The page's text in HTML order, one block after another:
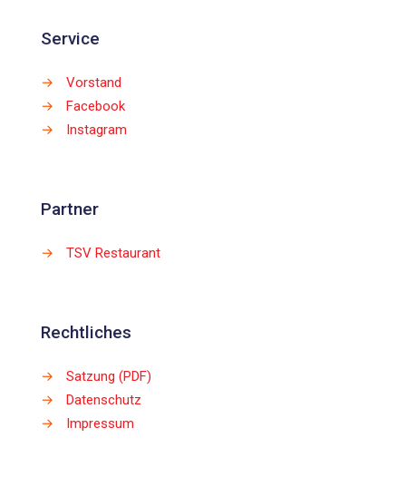
Service
→
Vorstand
→
Facebook
→
Instagram
Partner
→ TSV Restaurant
Rechtliches
→
Satzung (PDF)
→
Datenschutz
→
Impressum